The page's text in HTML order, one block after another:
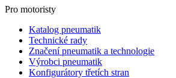
Pro motoristy
Katalog pneumatik
Technické rady
Značení pneumatik a technologie
Výrobci pneumatik
Konfigurátory třetích stran